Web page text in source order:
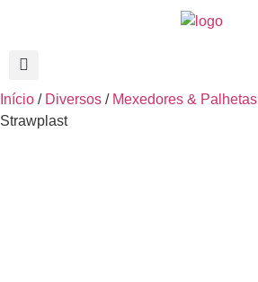
Início / Diversos / Mexedores & Palhetas
Strawplast